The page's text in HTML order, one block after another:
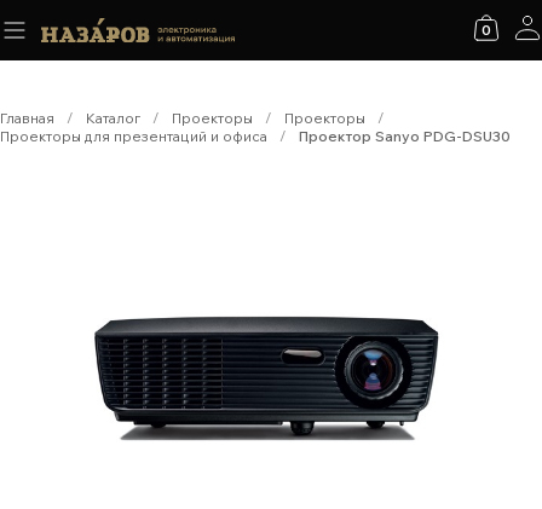
0
Главная / Каталог / Проекторы / Проекторы
/
Проекторы для презентаций и офиса
/ Проектор Sanyo PDG-DSU30